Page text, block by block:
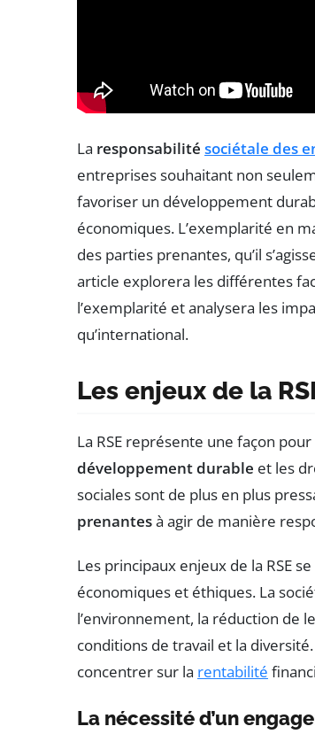
La responsabilité sociétale des
entreprises souhaitant non
favoriser un développement
économiques. L’exemplarité en
des parties prenantes, qu’il
article explorera les différentes
l’exemplarité et analysera les
qu’international.
Les enjeux de la
La RSE représente une façon
développement durable et les
sociales sont de plus en plus
prenantesà agir de manière
Les principaux enjeux de la RSE
économiques et éthiques. La
l’environnement, la réduction de
conditions de travail et la
concentrer sur la rentabilité
La nécessité d’un